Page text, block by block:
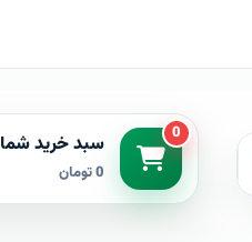
0 سبد خرید شما
0 تومان